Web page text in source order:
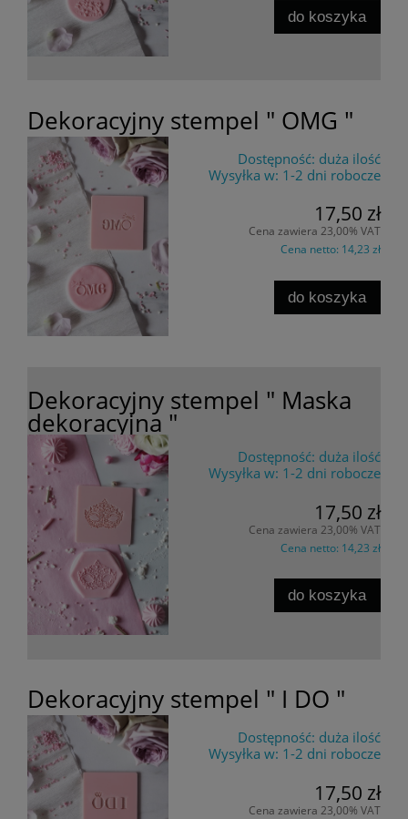
do koszyka
Dekoracyjny stempel " OMG "
Dostępność: duża ilość
Wysyłka w: 1-2 dni robocze
17,50 zł
Cena zawiera 23,00% VAT
Cena netto: 14,23 zł
do koszyka
Dekoracyjny stempel " Maska
dekoracyjna "
Dostępność: duża ilość
Wysyłka w: 1-2 dni robocze
17,50 zł
Cena zawiera 23,00% VAT
Cena netto: 14,23 zł
do koszyka
Dekoracyjny stempel " I DO "
Dostępność: duża ilość
Wysyłka w: 1-2 dni robocze
17,50 zł
Cena zawiera 23,00% VAT